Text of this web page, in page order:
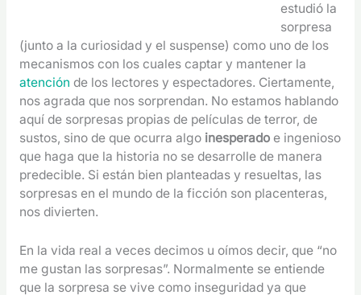
estudió la
sorpresa
(junto a la curiosidad y el suspense) como uno de los
mecanismos con los cuales captar y mantener la
atención de los lectores y espectadores. Ciertamente,
nos agrada que nos sorprendan. No estamos hablando
aquí de sorpresas propias de películas de terror, de
sustos, sino de que ocurra algo inesperadoe ingenioso
que haga que la historia no se desarrolle de manera
predecible. Si están bien planteadas y resueltas, las
sorpresas en el mundo de la ficción son placenteras,
nos divierten.
En la vida real a veces decimos u oímos decir, que “no
me gustan las sorpresas”. Normalmente se entiende
que la sorpresa se vive como inseguridad ya que